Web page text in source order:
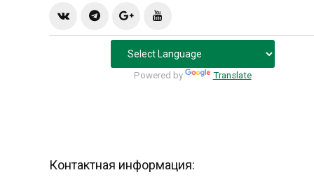
Powered by Translate
Контактная информация: